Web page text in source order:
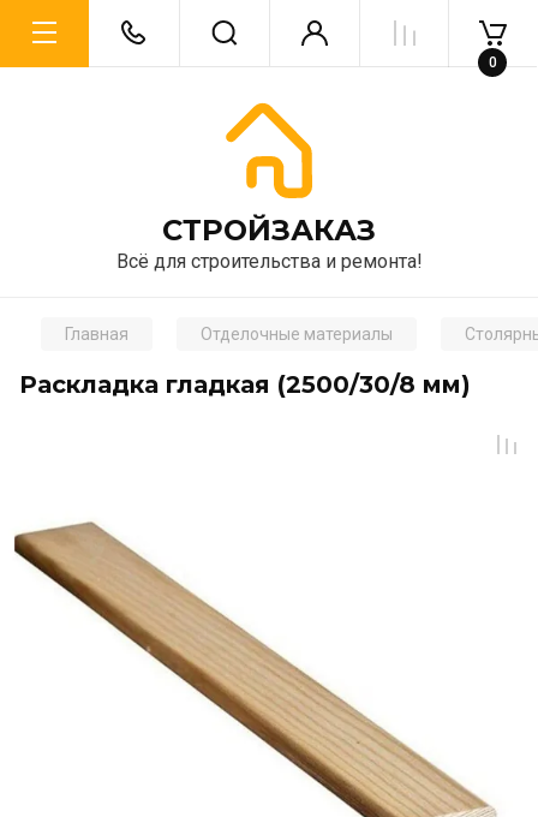
CТРОЙЗАКАЗ
Всё для строительства и ремонта!
0
Главная Отделочные материалы
Раскладка гладкая (2500/30/8 мм)